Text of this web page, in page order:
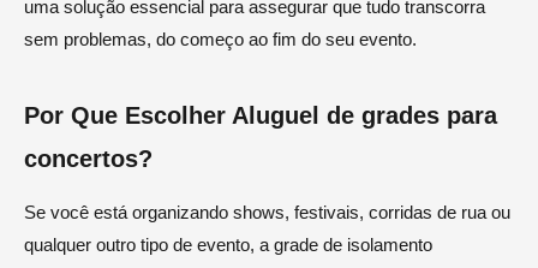
uma solução essencial para assegurar que tudo transcorra
sem problemas, do começo ao fim do seu evento.
Por Que Escolher Aluguel de grades para
concertos?
Se você está organizando shows, festivais, corridas de rua ou
qualquer outro tipo de evento, a grade de isolamento